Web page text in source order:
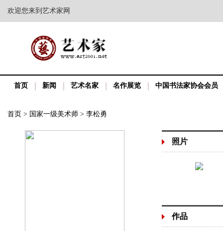
欢迎您来到艺术家网
首页 新闻 艺术名家 名作展览 中国书法家协会会员
首页 > 国家一级美术师 > 李松勇
照片
作品